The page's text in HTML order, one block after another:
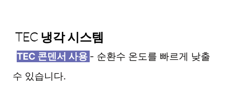
TEC 냉각 시스템
TEC 콘덴서 사용 - 순환수 온도를 빠르게 낮출
수 있습니다.